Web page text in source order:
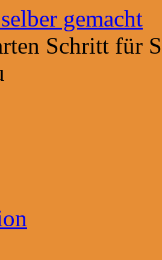
gemacht
Schritt für